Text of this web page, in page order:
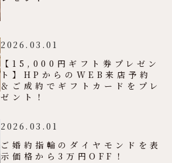
2026.03.01
【15,000円ギフト券プレゼン
ト】HPからのWEB来店予約
＆ご成約でギフトカードをプレ
ゼント！
2026.03.01
ご婚約指輪のダイヤモンドを表
示価格から3万円OFF！